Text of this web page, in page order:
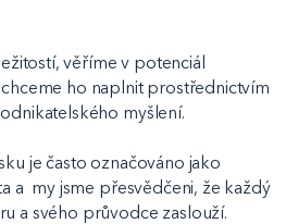
věříme v potenciál
ho naplnit prostřednictvím
myšlení.
je často označováno jako
a my jsme přesvědčeni, že každý
a svého průvodce zaslouží.